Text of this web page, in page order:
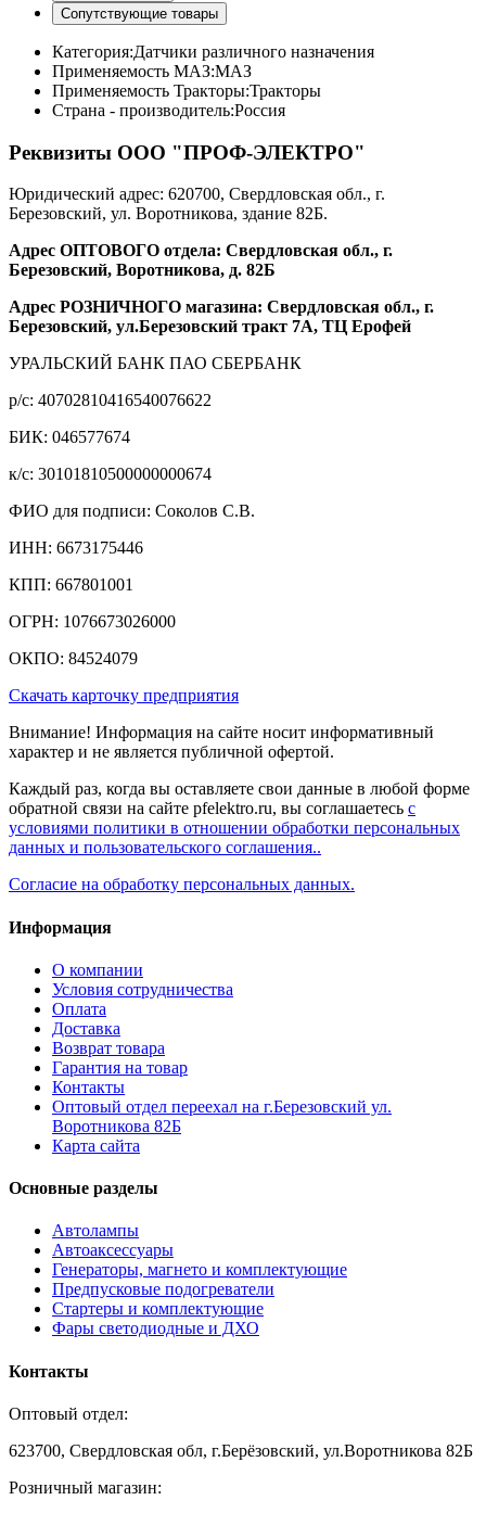
Сопутствующие товары
Категория:Датчики различного назначения
Применяемость МАЗ:МАЗ
Применяемость Тракторы:Тракторы
Страна - производитель:Россия
Реквизиты ООО "ПРОФ-ЭЛЕКТРО"
Юридический адрес: 620700, Свердловская обл., г.
Березовский, ул. Воротникова, здание 82Б.
Адрес ОПТОВОГО отдела: Свердловская обл., г.
Березовский, Воротникова, д. 82Б
Адрес РОЗНИЧНОГО магазина: Свердловская обл., г.
Березовский, ул.Березовский тракт 7А, ТЦ Ерофей
УРАЛЬСКИЙ БАНК ПАО СБЕРБАНК
р/c: 40702810416540076622
БИК: 046577674
к/c: 30101810500000000674
ФИО для подписи: Соколов С.В.
ИНН: 6673175446
КПП: 667801001
ОГРН: 1076673026000
ОКПО: 84524079
Скачать карточку предприятия
Внимание! Информация на сайте носит информативный
характер и не является публичной офертой.
Каждый раз, когда вы оставляете свои данные в любой форме
обратной связи на сайте pfelektro.ru, вы соглашаетесь с
условиями политики в отношении обработки персональных
данных и пользовательского соглашения..
Согласие на обработку персональных данных.
Информация
О компании
Условия сотрудничества
Оплата
Доставка
Возврат товара
Гарантия на товар
Контакты
Оптовый отдел переехал на г.Березовский ул.
Воротникова 82Б
Карта сайта
Основные разделы
Автолампы
Автоаксессуары
Генераторы, магнето и комплектующие
Предпусковые подогреватели
Стартеры и комплектующие
Фары светодиодные и ДХО
Контакты
Оптовый отдел:
623700, Свердловская обл, г.Берёзовский, ул.Воротникова 82Б
Розничный магазин: